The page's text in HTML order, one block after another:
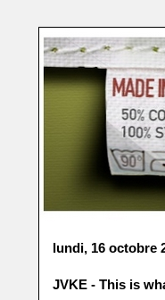
lundi, 16 octobre
JVKE - This is